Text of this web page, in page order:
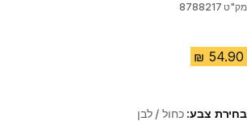
מק"ט 8788217
בחירת צבע:כחול / לבן